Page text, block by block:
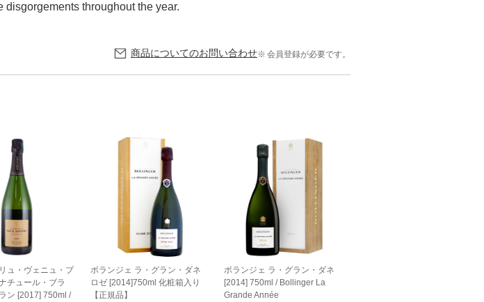
disgorgements throughout the year.
商品についてのお問い合わせ 会員登録が必要です。
ュ・ヴェニュ・ブ
チュール・ブラ
ン [2017] 750ml /
ボランジェ ラ・グラン・ダネ
ロゼ [2014]750ml 化粧箱入り
【正規品】
ボランジェ ラ・グラン・ダネ
[2014] 750ml / Bollinger La
Grande Année